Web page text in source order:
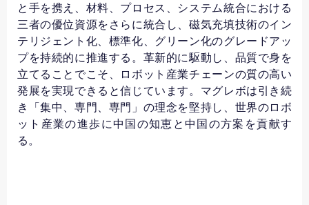
と手を携え、材料、プロセス、システム統合における
三者の優位資源をさらに統合し、磁気充填技術のイン
テリジェント化、標準化、グリーン化のグレードアッ
プを持続的に推進する。革新的に駆動し、品質で身を
立てることでこそ、ロボット産業チェーンの質の高い
発展を実現できると信じています。マグレボは引き続
き「集中、専門、専門」の理念を堅持し、世界のロボ
ット産業の進歩に中国の知恵と中国の方案を貢献す
る。